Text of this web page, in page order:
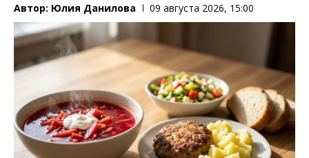
Автор: Юлия Данилова 09 августа 2026, 15:00